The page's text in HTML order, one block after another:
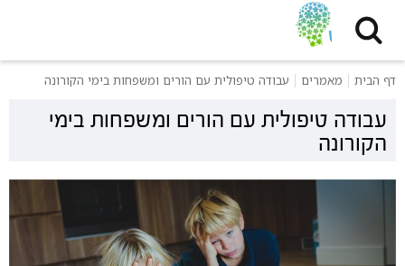
דף הבית מאמרים עבודה טיפולית עם הורים ומשפחות בימי הקורונה
עבודה טיפולית עם הורים ומשפחות בימי
הקורונה